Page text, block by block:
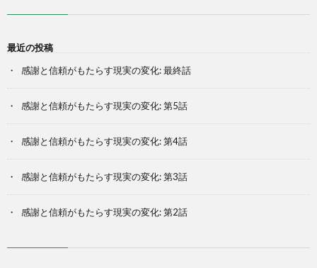
最近の投稿
感謝と信頼がもたらす現実の変化: 最終話
感謝と信頼がもたらす現実の変化: 第5話
感謝と信頼がもたらす現実の変化: 第4話
感謝と信頼がもたらす現実の変化: 第3話
感謝と信頼がもたらす現実の変化: 第2話